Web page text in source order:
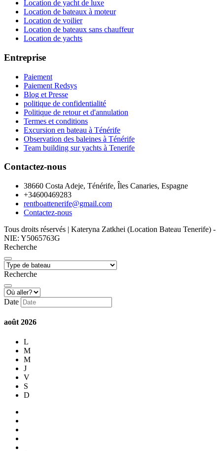
Location de yacht de luxe
Location de bateaux à moteur
Location de voilier
Location de bateaux sans chauffeur
Location de yachts
Entreprise
Paiement
Paiement Redsys
Blog et Presse
politique de confidentialité
Politique de retour et d'annulation
Termes et conditions
Excursion en bateau à Ténérife
Observation des baleines à Ténérife
Team building sur yachts à Tenerife
Contactez-nous
38660 Costa Adeje, Ténérife, Îles Canaries, Espagne
+34600469283
rentboattenerife@gmail.com
Contactez-nous
Tous droits réservés | Kateryna Zatkhei (Location Bateau Tenerife) -
NIE: Y5065763G
Recherche
Recherche
Date
août 2026
L
M
M
J
V
S
D